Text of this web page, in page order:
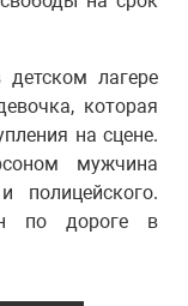
лагере
которая
на сцене.
мужчина
по дороге в